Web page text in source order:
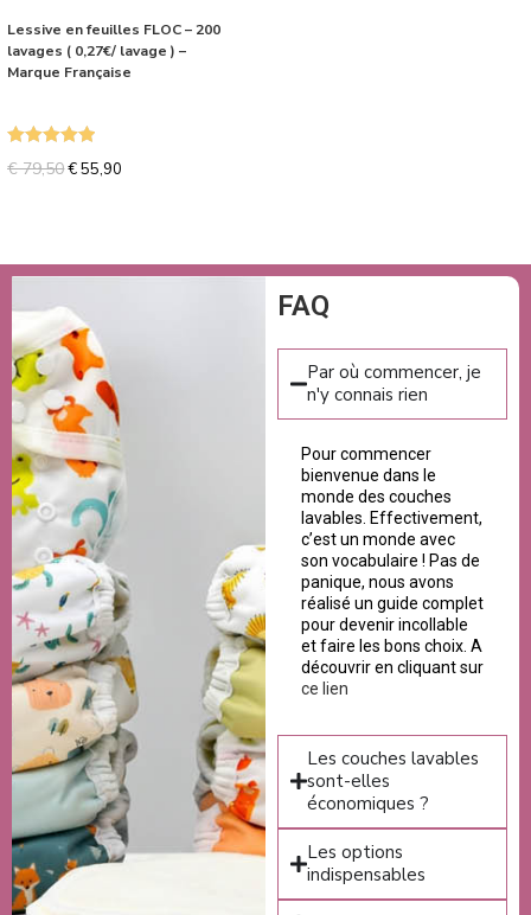
Lessive en feuilles FLOC – 200
lavages ( 0,27€/ lavage ) –
Marque Française
€79,50€55,90
FAQ
Par où commencer, je
n'y connais rien
Pour commencer
bienvenue dans le
monde des couches
lavables. Effectivement,
c’est un monde avec
son vocabulaire ! Pas de
panique, nous avons
réalisé un guide complet
pour devenir incollable
et faire les bons choix. A
découvrir en cliquant sur
ce lien
Les couches lavables
sont-elles
économiques ?
Les options
indispensables